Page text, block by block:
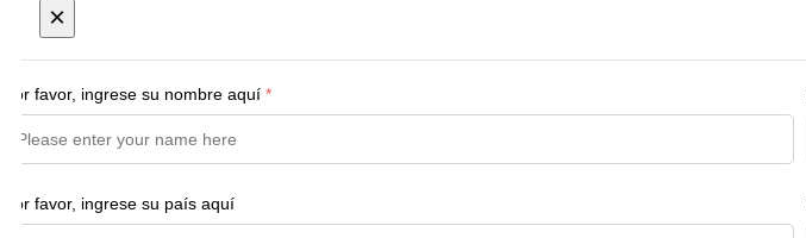
×
Por favor, ingrese su nombre aquí *
Por favor, ingrese su país aquí